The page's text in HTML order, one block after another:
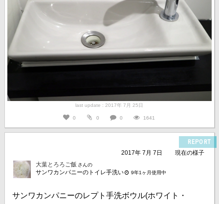
last update : 2017年 7月 25日
0 0 0 1641
REPORT
2017年 7月 7日
現在の様子
大葉とろろご飯 さんの
サンワカンパニーのトイレ手洗い 9年1ヶ月使用中
サンワカンパニーのレプト手洗ボウル(ホワイト・